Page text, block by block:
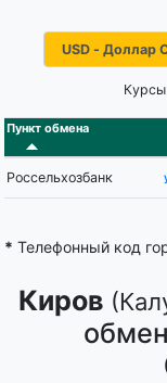
Курсы
Пункт обмена
Россельхозбанк
* Телефонный код
Киров